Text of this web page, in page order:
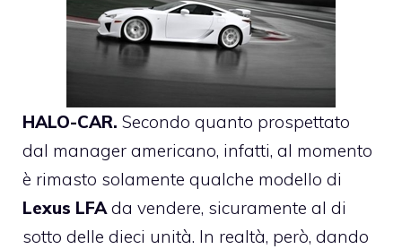
HALO-CAR. Secondo quanto prospettato
dal manager americano, infatti, al momento
è rimasto solamente qualche modello di
Lexus LFAda vendere, sicuramente al di
sotto delle dieci unità. In realtà, però, dando